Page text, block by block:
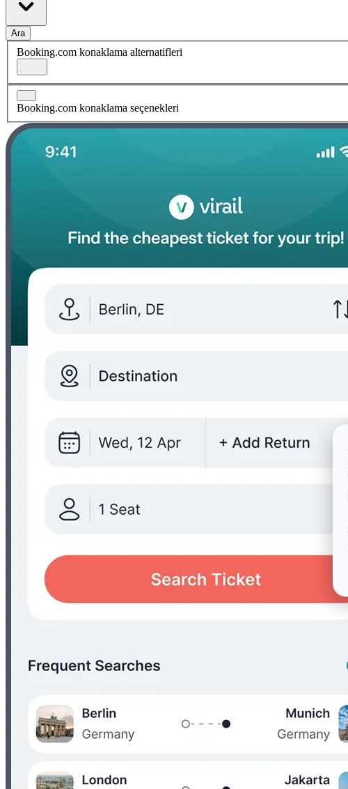
Ara
Booking.com konaklama alternatifleri
Booking.com konaklama seçenekleri